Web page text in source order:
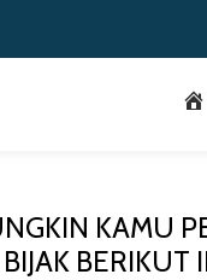
KAMU
BERIKUT